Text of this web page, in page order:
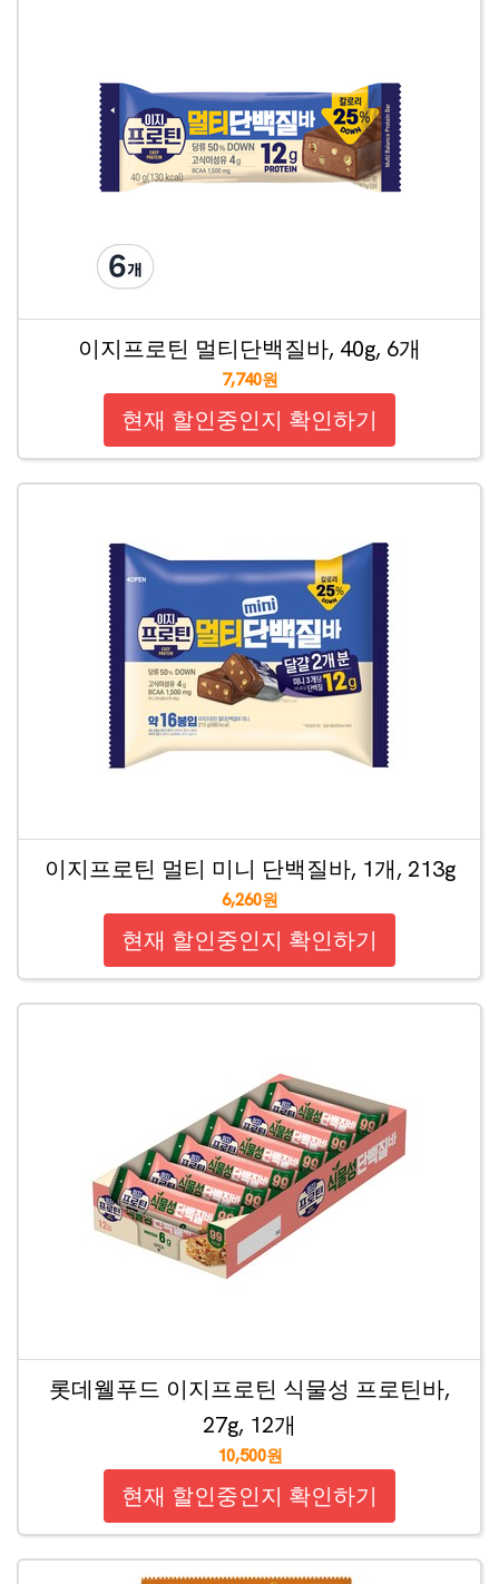
이지프로틴 멀티단백질바, 40g, 6개
7,740원
현재 할인중인지 확인하기
이지프로틴 멀티 미니 단백질바, 1개, 213g
6,260원
현재 할인중인지 확인하기
롯데웰푸드 이지프로틴 식물성 프로틴바,
27g, 12개
10,500원
현재 할인중인지 확인하기